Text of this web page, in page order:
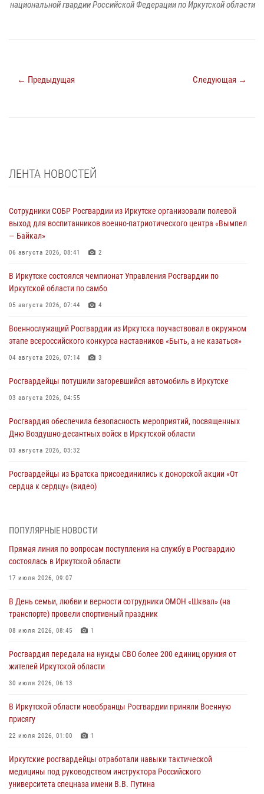
национальной гвардии Российской Федерации по Иркутской области
← Предыдущая Следующая →
ЛЕНТА НОВОСТЕЙ
Сотрудники СОБР Росгвардии из Иркутске организовали полевой
выход для воспитанников военно-патриотического центра «Вымпел
— Байкал»
06 августа 2026, 08:41 2
В Иркутске состоялся чемпионат Управления Росгвардии по
Иркутской области по самбо
05 августа 2026, 07:44 4
Военнослужащий Росгвардии из Иркутска поучаствовал в окружном
этапе всероссийского конкурса наставников «Быть, а не казаться»
04 августа 2026, 07:14 3
Росгвардейцы потушили загоревшийся автомобиль в Иркутске
03 августа 2026, 04:55
Росгвардия обеспечила безопасность мероприятий, посвященных
Дню Воздушно-десантных войск в Иркутской области
03 августа 2026, 03:32
Росгвардейцы из Братска присоединились к донорской акции «От
сердца к сердцу» (видео)
Сотрудники Росгвардии нашли и вернули родственникам
30 июля 2026, 07:37
Росгвардия передала на нужды СВО более 200 единиц оружия от
30 июля 2026, 06:13
При силовой поддержке СОБР Росгвардии в Иркутской области
30 июля 2026, 04:19
В честь 10-летия Росгвардии сотрудники вневедомственной охраны
в ведомстве
29 июля 2026, 03:44
ПОПУЛЯРНЫЕ НОВОСТИ
Прямая линия по вопросам поступления на службу в Росгвардию
состоялась в Иркутской области
17 июля 2026, 09:07
В День семьи, любви и верности сотрудники ОМОН «Шквал» (на
транспорте) провели спортивный праздник
08 июля 2026, 08:45 1
Росгвардия передала на нужды СВО более 200 единиц оружия от
жителей Иркутской области
30 июля 2026, 06:13
В Иркутской области новобранцы Росгвардии приняли Военную
присягу
22 июля 2026, 01:00 1
Иркутские росгвардейцы отработали навыки тактической
медицины под руководством инструктора Российского
университета спецназа имени В.В. Путина